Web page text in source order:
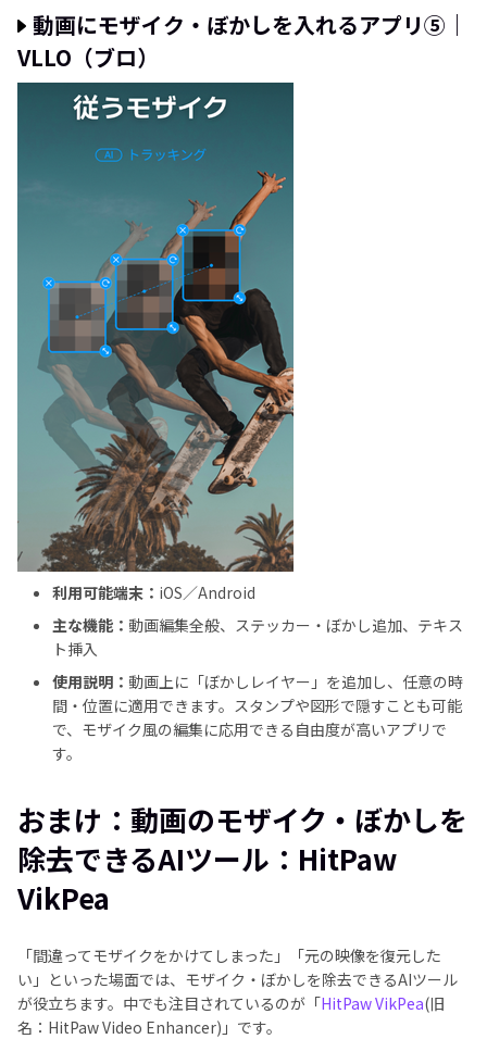
動画にモザイク・ぼかしを入れるアプリ⑤｜
VLLO（ブロ）
利用可能端末： iOS／Android
主な機能： 動画編集全般、ステッカー・ぼかし追加、テキス
ト挿入
使用説明： 動画上に「ぼかしレイヤー」を追加し、任意の時
間・位置に適用できます。スタンプや図形で隠すことも可能
で、モザイク風の編集に応用できる自由度が高いアプリで
す。
おまけ：動画のモザイク・ぼかしを
除去できるAIツール：HitPaw
VikPea
「間違ってモザイクをかけてしまった」「元の映像を復元した
い」といった場面では、モザイク・ぼかしを除去できるAIツール
が役立ちます。中でも注目されているのが「HitPaw VikPea(旧
名：HitPaw Video Enhancer)」です。